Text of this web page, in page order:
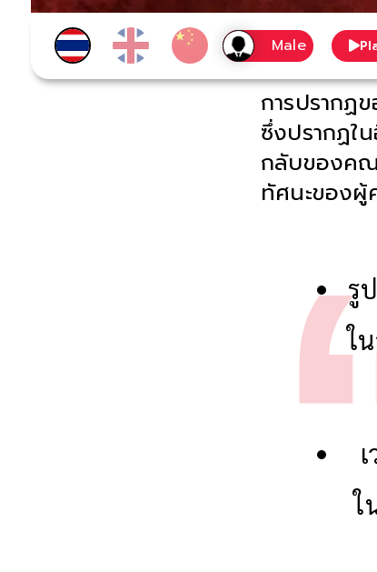
การปรากฏข
ซึ่งปรากฏใ
กลับของคณ
ทัศนะของผู้
รู
ใ
ใ